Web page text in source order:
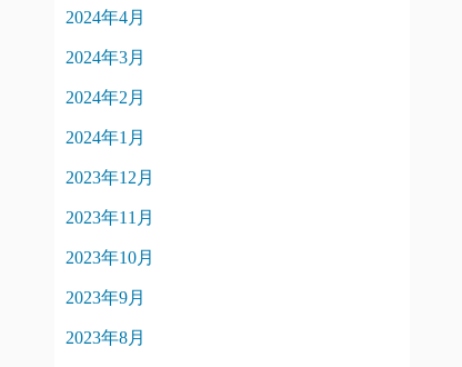
2024年4月
2024年3月
2024年2月
2024年1月
2023年12月
2023年11月
2023年10月
2023年9月
2023年8月